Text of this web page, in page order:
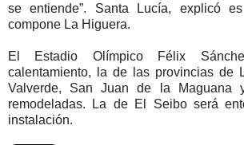
se entiende”. Santa Lucía, explicó
compone La Higuera.
El Estadio Olímpico Félix
calentamiento, la de las provincias de
Valverde, San Juan de la Maguana
remodeladas. La de El Seibo será
instalación.